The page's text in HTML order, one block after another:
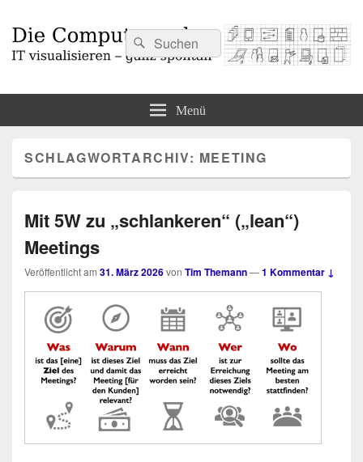
Suchen
nach:
Suchen
Menü
SCHLAGWORTARCHIV: MEETING
Mit 5W zu „schlankeren“ („lean“)
Meetings
Veröffentlicht am 31. März 2026von Tim Themann—1 Kommentar ↓